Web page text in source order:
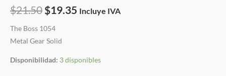
$21.50 $19.35 Incluye IVA
The Boss 1054
Metal Gear Solid
Disponibilidad: 3 disponibles